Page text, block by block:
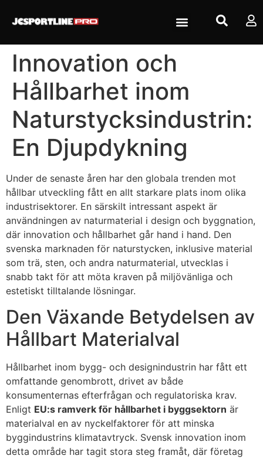
Innovation och
Hållbarhet inom
Naturstycksindustrin:
En Djupdykning
Under de senaste åren har den globala trenden mot
hållbar utveckling fått en allt starkare plats inom olika
industrisektorer. En särskilt intressant aspekt är
användningen av naturmaterial i design och byggnation,
där innovation och hållbarhet går hand i hand. Den
svenska marknaden för naturstycken, inklusive material
som trä, sten, och andra naturmaterial, utvecklas i
snabb takt för att möta kraven på miljövänliga och
estetiskt tilltalande lösningar.
Den Växande Betydelsen av
Hållbart Materialval
Hållbarhet inom bygg- och designindustrin har fått ett
omfattande genombrott, drivet av både
konsumenternas efterfrågan och regulatoriska krav.
Enligt EU:s ramverk för hållbarhet i byggsektorn är
materialval en av nyckelfaktorer för att minska
byggindustrins klimatavtryck. Svensk innovation inom
detta område har tagit stora steg framåt, där företag